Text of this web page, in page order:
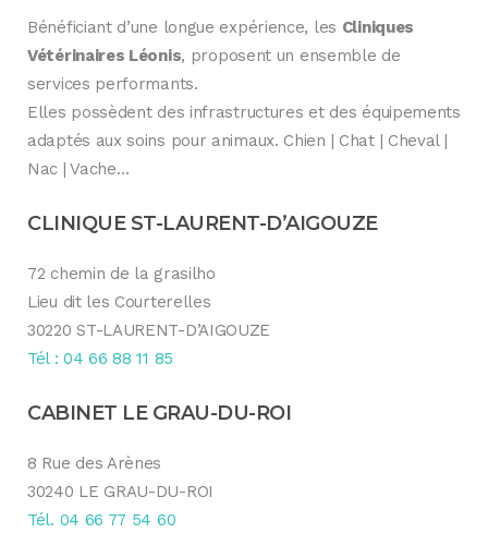
Bénéficiant d’une longue expérience, les Cliniques
Vétérinaires Léonis, proposent un ensemble de
services performants.
Elles possèdent des infrastructures et des équipements
adaptés aux soins pour animaux. Chien | Chat | Cheval |
Nac | Vache…
CLINIQUE ST-LAURENT-D’AIGOUZE
72 chemin de la grasilho
Lieu dit les Courterelles
30220 ST-LAURENT-D’AIGOUZE
Tél : 04 66 88 11 85
CABINET LE GRAU-DU-ROI
8 Rue des Arènes
30240 LE GRAU-DU-ROI
Tél. 04 66 77 54 60